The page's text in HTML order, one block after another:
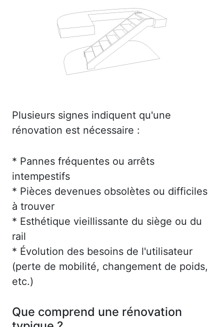
Plusieurs signes indiquent qu'une
rénovation est nécessaire :
* Pannes fréquentes ou arrêts
intempestifs
* Pièces devenues obsolètes ou difficiles
à trouver
* Esthétique vieillissante du siège ou du
rail
* Évolution des besoins de l'utilisateur
(perte de mobilité, changement de poids,
etc.)
Que comprend une rénovation